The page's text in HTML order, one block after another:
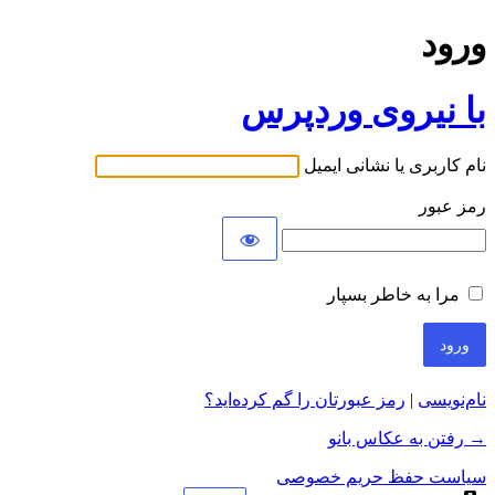
ورود
با نیروی وردپرس
نام کاربری یا نشانی ایمیل
رمز عبور
مرا به خاطر بسپار
نام‌نویسی | رمز عبورتان را گم کرده‌اید؟
→ رفتن به عکاس بانو
سیاست حفظ حریم خصوصی